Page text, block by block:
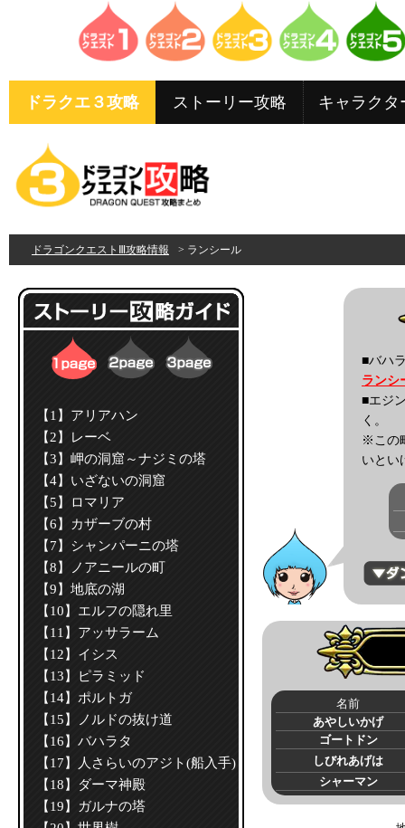
ドラクエ３攻略 ストーリー攻略 キャラクタ
ドラゴンクエストⅢ攻略情報 > ランシール
【1】アリアハン
【2】レーベ
【3】岬の洞窟～ナジミの塔
【4】いざないの洞窟
【5】ロマリア
【6】カザーブの村
【7】シャンパーニの塔
【8】ノアニールの町
【9】地底の湖
【10】エルフの隠れ里
【11】アッサラーム
【12】イシス
【13】ピラミッド
【14】ポルトガ
【15】ノルドの抜け道
【16】バハラタ
【17】人さらいのアジト(船入手)
【18】ダーマ神殿
【19】ガルナの塔
■バハ
ランシ
■エジ
く。
※この
いとい
名前
あやしいかげ
ゴートドン
しびれあげは
シャーマン